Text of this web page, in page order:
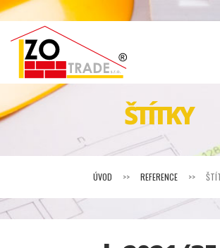
ŠTÍTKY
ÚVOD >> REFERENCE >>